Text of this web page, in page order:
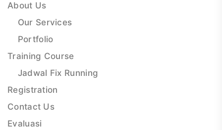
About Us
Our Services
Portfolio
Training Course
Jadwal Fix Running
Registration
Contact Us
Evaluasi